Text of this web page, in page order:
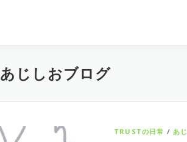
あじしおブログ
TRUSTの日常 /あ